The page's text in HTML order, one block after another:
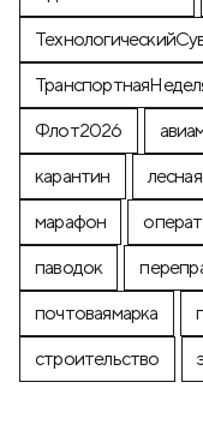
Флот2026
карантин
марафон
паводок
почтоваямарка
строительство